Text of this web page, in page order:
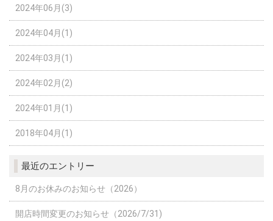
2024年06月(3)
2024年04月(1)
2024年03月(1)
2024年02月(2)
2024年01月(1)
2018年04月(1)
最近のエントリー
8月のお休みのお知らせ（2026）
開店時間変更のお知らせ（2026/7/31)